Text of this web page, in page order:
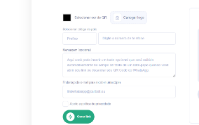
sociais ou e-mails,
os usuários
rapidamente com
Comece hoje